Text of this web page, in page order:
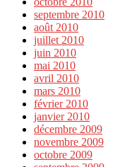
septembre 2010
août 2010
juillet 2010
juin 2010
mai 2010
avril 2010
mars 2010
février 2010
janvier 2010
décembre 2009
novembre 2009
octobre 2009